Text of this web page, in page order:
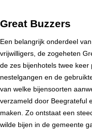
Great Buzzers
Een belangrijk onderdeel
vrijwilligers, de zogeheten
de zes bijenhotels twee
nestelgangen en de
van welke bijensoorten
verzameld door Beegrateful
maken. Zo ontstaat een
wilde bijen in de gemeente